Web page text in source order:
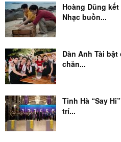
Hoàng Dũng
Nhạc buồn...
Dàn Anh Tài
chăn...
Tinh Hà “Say
trí...